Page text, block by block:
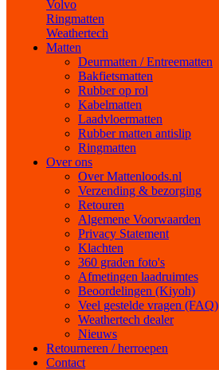
Volvo
Ringmatten
Weathertech
Matten
Deurmatten / Entreematten
Bakfietsmatten
Rubber op rol
Kabelmatten
Laadvloermatten
Rubber matten antislip
Ringmatten
Over ons
Over Mattenloods.nl
Verzending & bezorging
Retouren
Algemene Voorwaarden
Privacy Statement
Klachten
360 graden foto's
Afmetingen laadruimtes
Beoordelingen (Kiyoh)
Veel gestelde vragen (FAQ)
Weathertech dealer
Nieuws
Retourneren / herroepen
Contact